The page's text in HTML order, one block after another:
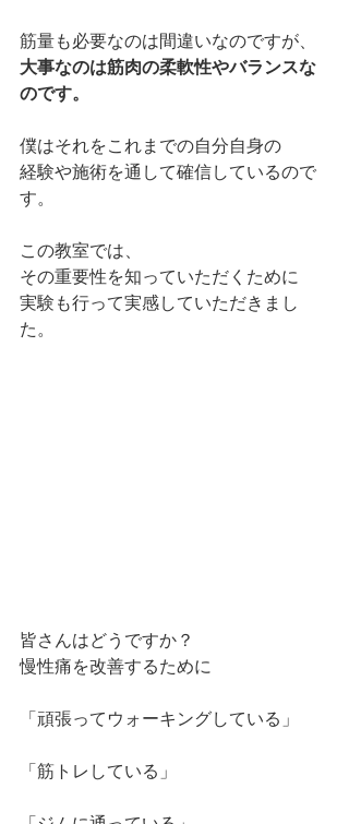
筋量も必要なのは間違いなのですが、
大事なのは筋肉の柔軟性やバランスな
のです。
僕はそれをこれまでの自分自身の
経験や施術を通して確信しているので
す。
この教室では、
その重要性を知っていただくために
実験も行って実感していただきまし
た。
皆さんはどうですか？
慢性痛を改善するために
「頑張ってウォーキングしている」
「筋トレしている」